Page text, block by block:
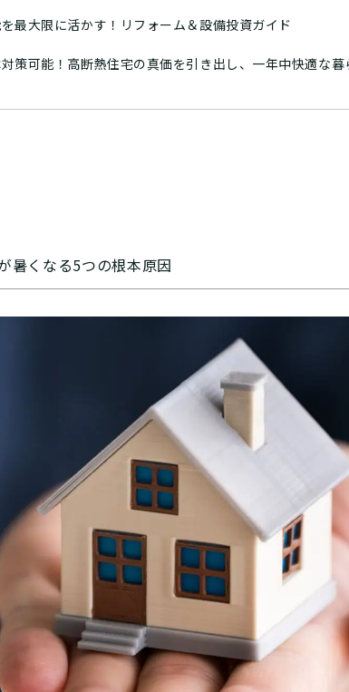
を最大限に活かす！リフォーム＆設備投資ガイド
策可能！高断熱住宅の真価を引き出し、一年中快適な暮
暑くなる5つの根本原因